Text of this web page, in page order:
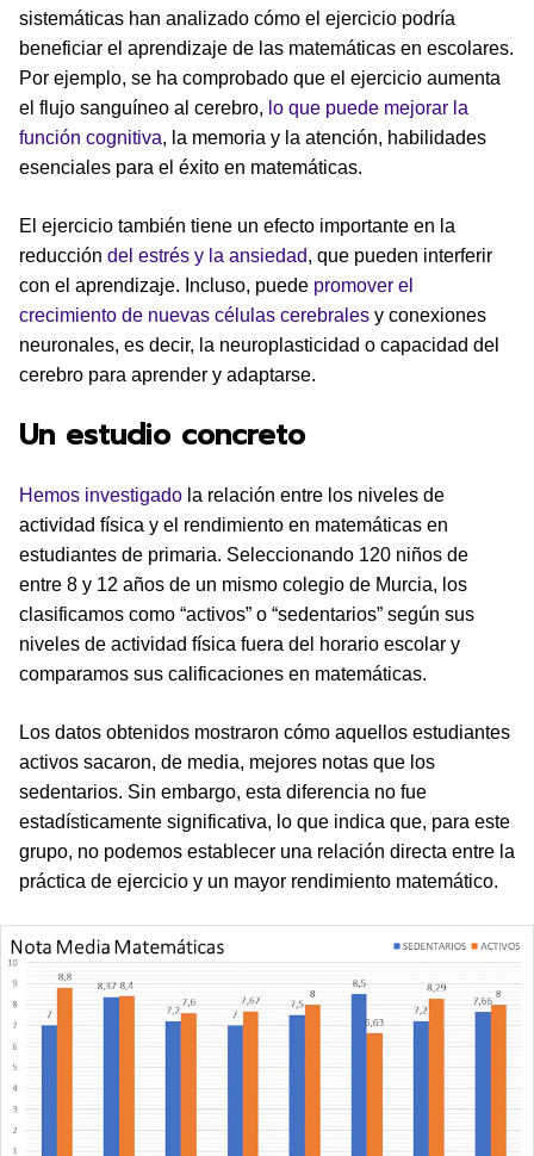
sistemáticas han analizado cómo el ejercicio podría
beneficiar el aprendizaje de las matemáticas en escolares.
Por ejemplo, se ha comprobado que el ejercicio aumenta
el flujo sanguíneo al cerebro, lo que puede mejorar la
función cognitiva, la memoria y la atención, habilidades
esenciales para el éxito en matemáticas.
El ejercicio también tiene un efecto importante en la
reducción del estrés y la ansiedad, que pueden interferir
con el aprendizaje. Incluso, puede promover el
crecimiento de nuevas células cerebrales y conexiones
neuronales, es decir, la neuroplasticidad o capacidad del
cerebro para aprender y adaptarse.
Un estudio concreto
Hemos investigado la relación entre los niveles de
actividad física y el rendimiento en matemáticas en
estudiantes de primaria. Seleccionando 120 niños de
entre 8 y 12 años de un mismo colegio de Murcia, los
clasificamos como “activos” o “sedentarios” según sus
niveles de actividad física fuera del horario escolar y
comparamos sus calificaciones en matemáticas.
Los datos obtenidos mostraron cómo aquellos estudiantes
activos sacaron, de media, mejores notas que los
sedentarios. Sin embargo, esta diferencia no fue
estadísticamente significativa, lo que indica que, para este
grupo, no podemos establecer una relación directa entre la
práctica de ejercicio y un mayor rendimiento matemático.